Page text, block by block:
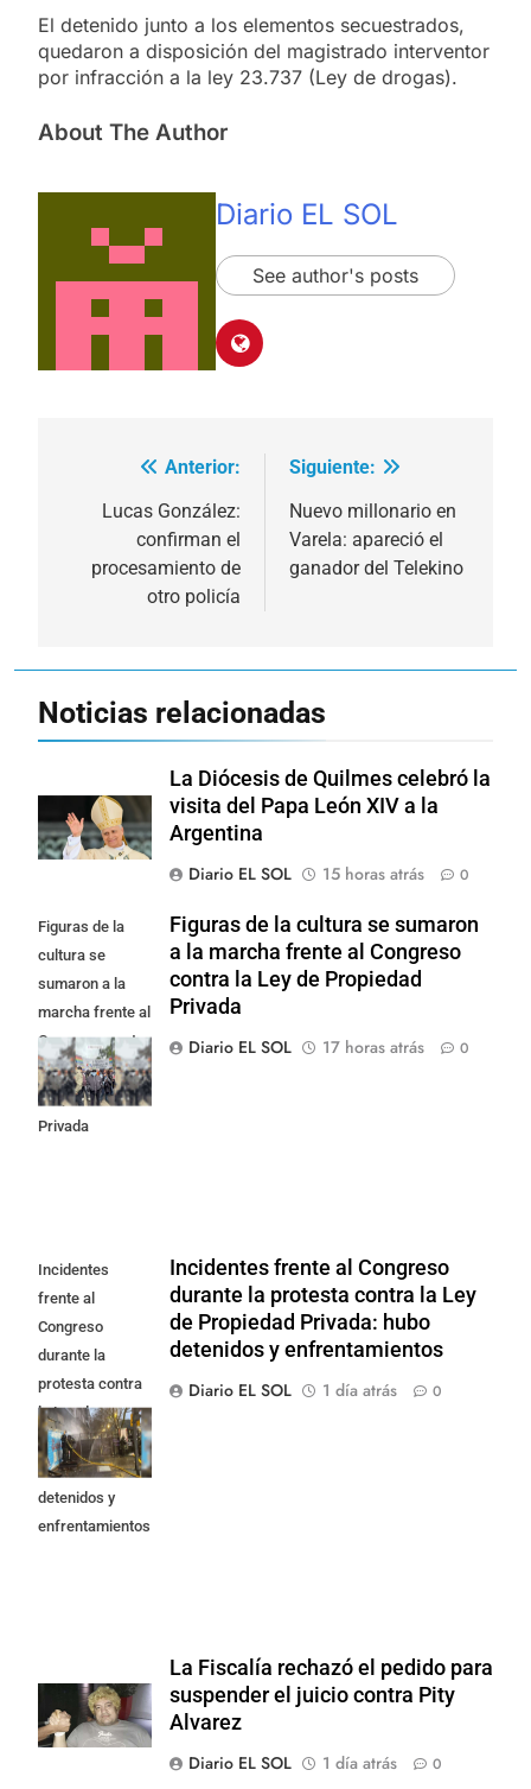
El detenido junto a los elementos secuestrados,
quedaron a disposición del magistrado interventor
por infracción a la ley 23.737 (Ley de drogas).
About The Author
Diario EL SOL
See author's posts
Navegación
entradas
Anterior:
Lucas González:
confirman el
procesamiento de
otro policía
Siguiente:
Nuevo millonario en
Varela: apareció el
ganador del Telekino
Noticias relacionadas
La Diócesis de Quilmes celebró la
visita del Papa León XIV a la
Argentina
Diario EL SOL
15 horas atrás 0
Figuras de la
cultura se
sumaron a la
marcha frente al
Congreso contra
la Ley de
Propiedad
Privada
Figuras de la cultura se sumaron
a la marcha frente al Congreso
contra la Ley de Propiedad
Privada
Diario EL SOL
17 horas atrás 0
Incidentes
frente al
Congreso
durante la
protesta contra
la Ley de
Propiedad
Privada: hubo
detenidos y
enfrentamientos
Incidentes frente al Congreso
durante la protesta contra la Ley
de Propiedad Privada: hubo
detenidos y enfrentamientos
Diario EL SOL
1 día atrás 0
La Fiscalía rechazó el pedido para
suspender el juicio contra Pity
Alvarez
Diario EL SOL
1 día atrás 0